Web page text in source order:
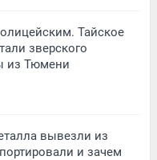
Тайское
зверского
из Тюмени
вывезли из
и зачем